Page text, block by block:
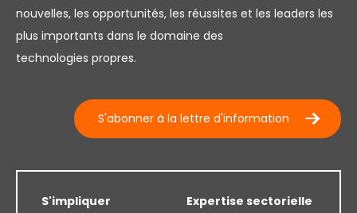
nouvelles, les opportunités, les réussites et les leaders les
plus importants dans le domaine des
technologies propres.
S'abonner à la lettre d'information
S'impliquer
Expertise sectorielle